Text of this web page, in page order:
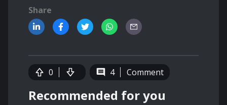
Share
0 4 Comment
Recommended for you